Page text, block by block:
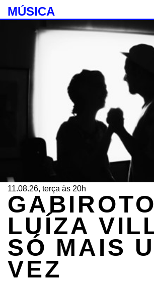
MÚSICA
11.08.26, terça às 20h
LUÍZA
SÓ MAIS
VEZ